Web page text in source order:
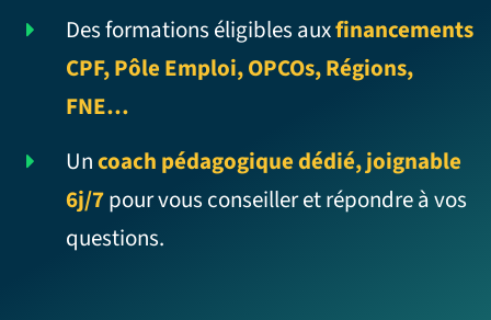
Des formations éligibles auxfinancements
CPF, Pôle Emploi, OPCOs, Régions,
FNE…
Uncoach pédagogique dédié, joignable
6j/7pour vous conseiller et répondre à vos
questions.